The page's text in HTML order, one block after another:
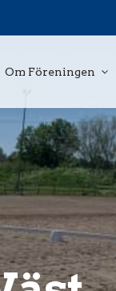
Om Föreningen